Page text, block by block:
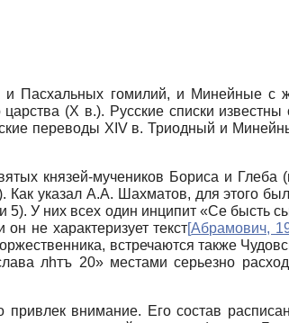
и Пасхальных гомилий, и Минейные
(X в.). Русские списки
переводы XIV в. Триодный и
князей-мучеников Бориса и
Как указал А.А. Шахматов, для этого
5). У них всех один инципит «Се бысть
не характеризует текст[Абрамович,
встречаются также
лhтъ 20» местами серьезно
внимание. Его состав